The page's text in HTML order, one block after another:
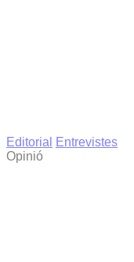
Editorial
Entrevistes
Opinió